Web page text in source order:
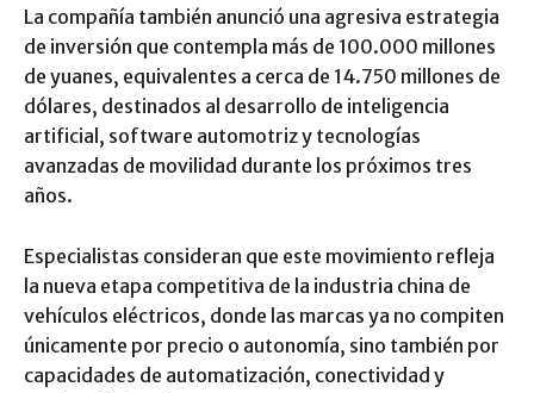
La compañía también anunció una agresiva estrategia
de inversión que contempla más de 100.000 millones
de yuanes, equivalentes a cerca de 14.750 millones de
dólares, destinados al desarrollo de inteligencia
artificial, software automotriz y tecnologías
avanzadas de movilidad durante los próximos tres
años.
Especialistas consideran que este movimiento refleja
la nueva etapa competitiva de la industria china de
vehículos eléctricos, donde las marcas ya no compiten
únicamente por precio o autonomía, sino también por
capacidades de automatización, conectividad y